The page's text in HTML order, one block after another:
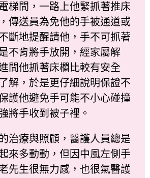
梯間，一路上他緊抓著推床
傳送員為免他的手被通道或
斷地提醒請他，手不可抓著
不肯將手放開，經家屬解
間他抓著床欄比較有安全
解，於是更仔細說明保證不
護他避免手可能不小心碰撞
將手收到被子裡。
療與照顧，醫護人員總是
來多動動，但因中風左側手
先生很無力感，也很氣醫護